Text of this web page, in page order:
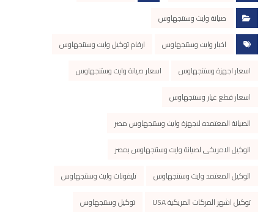
صيانة وايت وستنجهاوس
اخبار وايت وستنجهاوس
ارقام توكيل وايت وستنجهاوس
اسعار اجهزة وستنجهاوس
اسعار صيانة وايت وستنجهاوس
اسعار قطع غيار وستنجهاوس
الصيانة المعتمده لاجهزة وايت وستنجهاوس مصر
الوكيل الامريكى لصيانة وايت وسنتجهاوس بمصر
الوكيل المعتمد وايت وستنجهاوس
تليفونات وايت وستنجهاوس
توكيل اشهر المركات المريكية USA
توكيل وستنجهاوس